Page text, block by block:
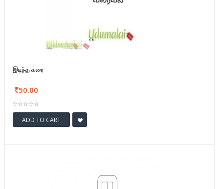
இடிந்த கரை
50.00
ADD TO CART